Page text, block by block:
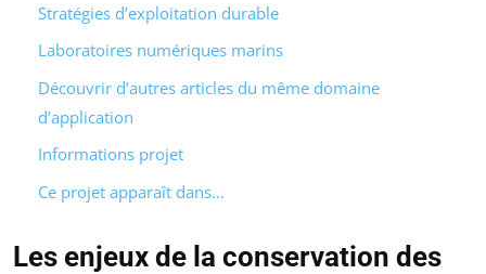
Stratégies d’exploitation durable
Laboratoires numériques marins
Découvrir d’autres articles du même domaine
d’application
Informations projet
Ce projet apparaît dans…
Les enjeux de la conservation des